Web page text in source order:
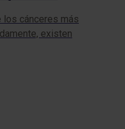
los cánceres más
existen